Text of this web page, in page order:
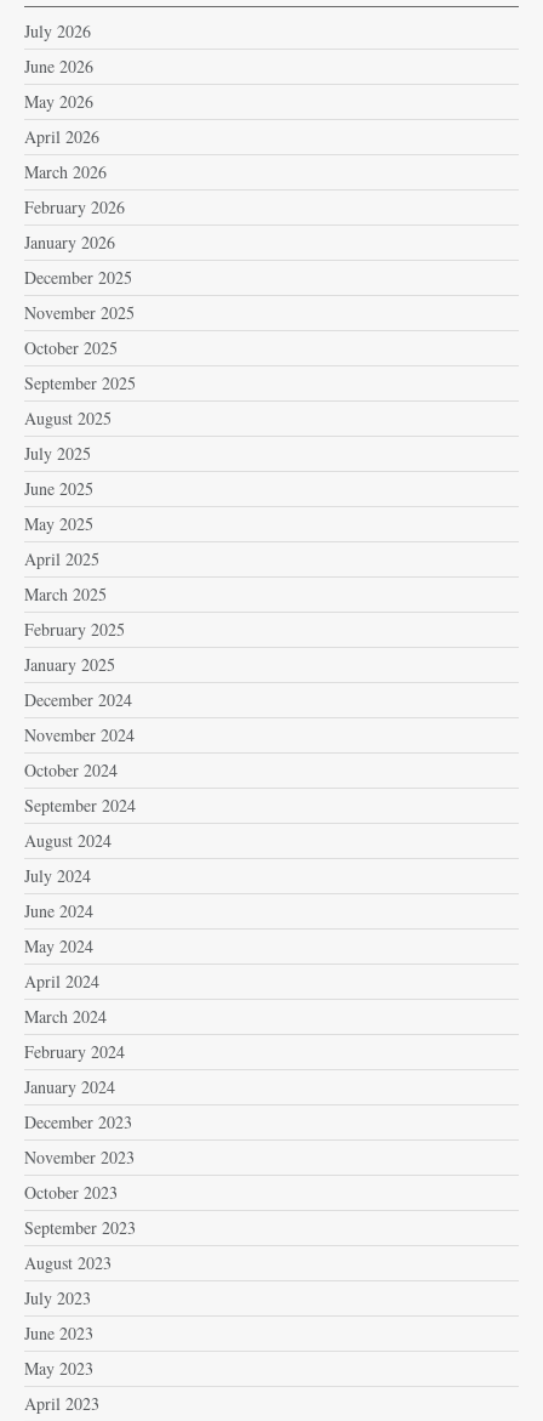
July 2026
June 2026
May 2026
April 2026
March 2026
February 2026
January 2026
December 2025
November 2025
October 2025
September 2025
August 2025
July 2025
June 2025
May 2025
April 2025
March 2025
February 2025
January 2025
December 2024
November 2024
October 2024
September 2024
August 2024
July 2024
June 2024
May 2024
April 2024
March 2024
February 2024
January 2024
December 2023
November 2023
October 2023
September 2023
August 2023
July 2023
June 2023
May 2023
April 2023